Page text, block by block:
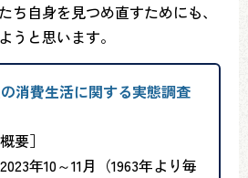
ち自身を見つめ直すためにも、
うと思います。
消費生活に関する実態調査
要］
2023年10～11月（1963年より毎